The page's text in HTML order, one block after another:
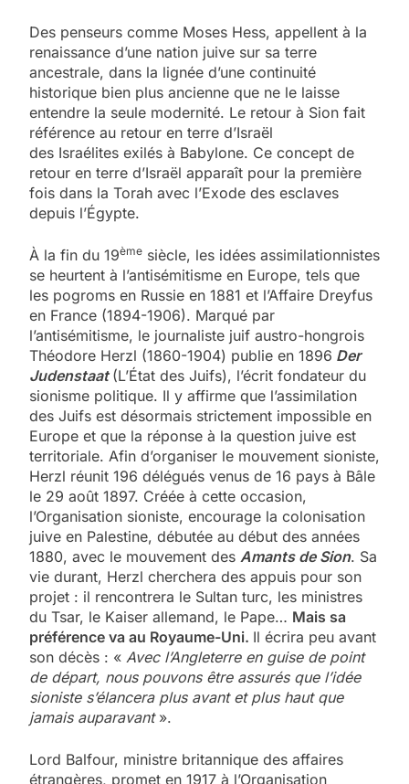
Des penseurs comme Moses Hess, appellent à la
renaissance d’une nation juive sur sa terre
ancestrale, dans la lignée d’une continuité
historique bien plus ancienne que ne le laisse
entendre la seule modernité. Le retour à Sion fait
référence au retour en terre d’Israël
des Israélites exilés à Babylone. Ce concept de
retour en terre d’Israël apparaît pour la première
fois dans la Torah avec l’Exode des esclaves
depuis l’Égypte.
À la fin du 19ème siècle, les idées assimilationnistes
se heurtent à l’antisémitisme en Europe, tels que
les pogroms en Russie en 1881 et l’Affaire Dreyfus
en France (1894-1906). Marqué par
l’antisémitisme, le journaliste juif austro-hongrois
Théodore Herzl (1860-1904) publie en 1896 Der
Judenstaat(L’État des Juifs), l’écrit fondateur du
sionisme politique. Il y affirme que l’assimilation
des Juifs est désormais strictement impossible en
Europe et que la réponse à la question juive est
territoriale. Afin d’organiser le mouvement sioniste,
Herzl réunit 196 délégués venus de 16 pays à Bâle
le 29 août 1897. Créée à cette occasion,
l’Organisation sioniste, encourage la colonisation
juive en Palestine, débutée au début des années
1880, avec le mouvement des Amants de Sion. Sa
vie durant, Herzl cherchera des appuis pour son
projet : il rencontrera le Sultan turc, les ministres
du Tsar, le Kaiser allemand, le Pape… Mais sa
préférence va au Royaume-Uni. Il écrira peu avant
son décès : « Avec l’Angleterre en guise de point
de départ, nous pouvons être assurés que l’idée
sioniste s’élancera plus avant et plus haut que
jamais auparavant».
Lord Balfour, ministre britannique des affaires
étrangères, promet en 1917 à l’Organisation